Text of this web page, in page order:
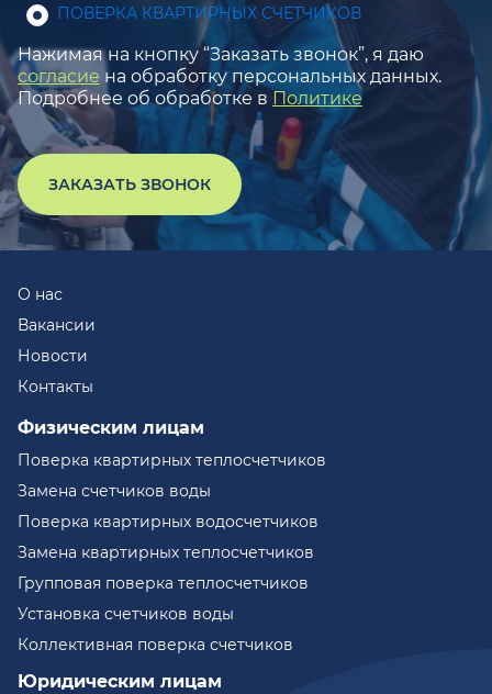
ПОВЕРКА КВАРТИРНЫХ СЧЕТЧИКОВ
Нажимая на кнопку “Заказать звонок”, я даю
согласие на обработку персональных данных.
Подробнее об обработке в Политике
ЗАКАЗАТЬ ЗВОНОК
О нас
Вакансии
Новости
Контакты
Физическим лицам
Поверка квартирных теплосчетчиков
Замена счетчиков воды
Поверка квартирных водосчетчиков
Замена квартирных теплосчетчиков
Групповая поверка теплосчетчиков
Установка счетчиков воды
Коллективная поверка счетчиков
Юридическим лицам